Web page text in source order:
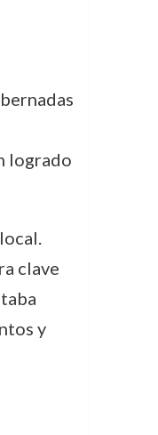
logrado
clave
y